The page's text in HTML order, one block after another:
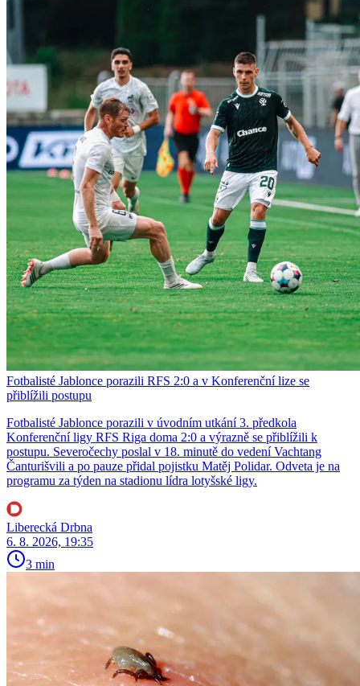
Fotbalisté Jablonce porazili RFS 2:0 a v Konferenční lize se
přiblížili postupu
Fotbalisté Jablonce porazili v úvodním utkání 3. předkola
Konferenční ligy RFS Riga doma 2:0 a výrazně se přiblížili k
postupu. Severočechy poslal v 18. minutě do vedení Vachtang
Čanturišvili a po pauze přidal pojistku Matěj Polidar. Odveta je na
programu za týden na stadionu lídra lotyšské ligy.
Liberecká Drbna
6. 8. 2026, 19:35
3 min